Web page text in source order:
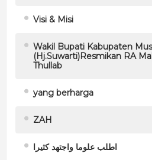
Visi & Misi
Wakil Bupati Kabupaten
(Hj.Suwarti)Resmikan RA
Thullab
yang berharga
ZAH
اطلب علوما واجتهد كثيرا